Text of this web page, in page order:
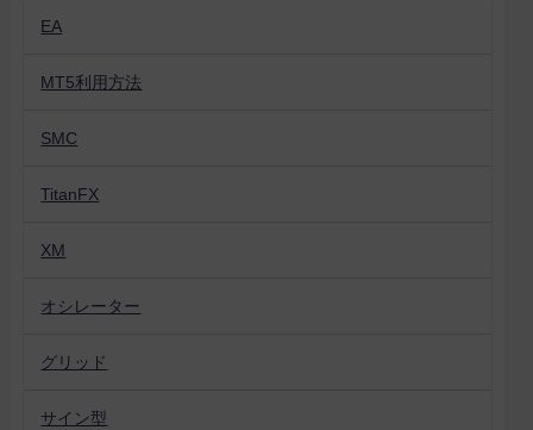
EA
MT5利用方法
SMC
TitanFX
XM
オシレーター
グリッド
サイン型